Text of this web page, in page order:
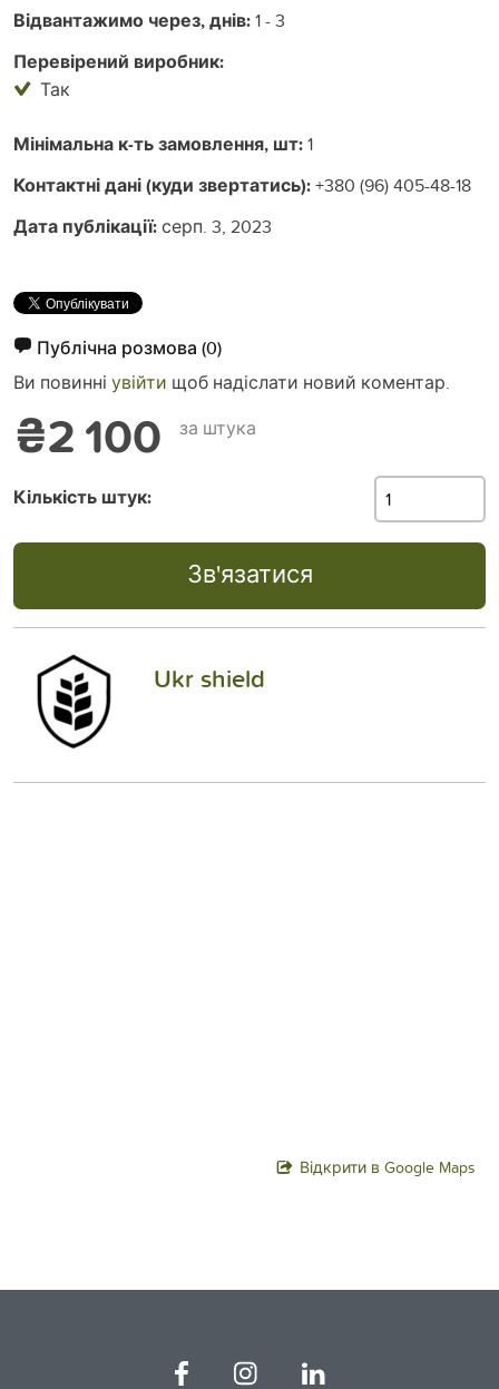
Відвантажимо через, днів:1 - 3
Перевірений виробник:
Так
Мінімальна к-ть замовлення, шт:1
Контактні дані (куди звертатись):+380 (96) 405-48-18
Дата публікації:серп. 3, 2023
Публічна розмова (0)
Ви повинні увійти щоб надіслати новий коментар.
₴2 100 за штука
Кількість штук:
Зв'язатися
Ukr shield
Відкрити в Google Maps